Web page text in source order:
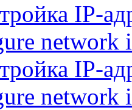
IP-
network
IP-
network